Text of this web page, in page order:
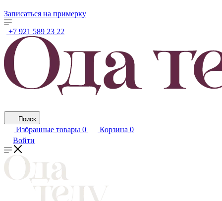
Записаться на примерку
+7 921 589 23 22
Поиск
Избранные товары 0 Корзина 0
Войти